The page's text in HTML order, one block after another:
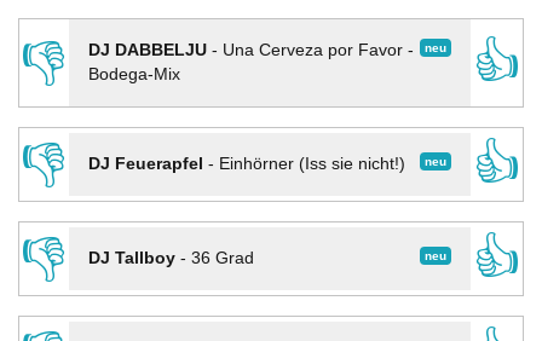
👎
neu
DJ DABBELJU- Una Cerveza por Favor -
Bodega-Mix
👍
👎
neu
DJ Feuerapfel - Einhörner (Iss sie nicht!)
👍
👎
neu
DJ Tallboy- 36 Grad
👍